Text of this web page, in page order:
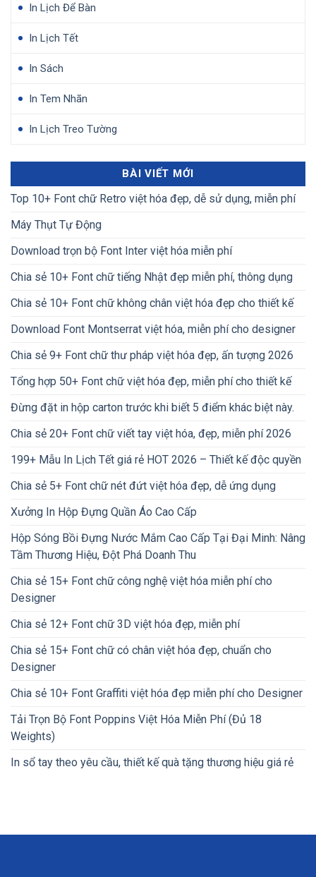
In Lịch Để Bàn
In Lịch Tết
In Sách
In Tem Nhãn
In Lịch Treo Tường
BÀI VIẾT MỚI
Top 10+ Font chữ Retro việt hóa đẹp, dễ sử dụng, miễn phí
Máy Thụt Tự Động
Download trọn bộ Font Inter việt hóa miễn phí
Chia sẻ 10+ Font chữ tiếng Nhật đẹp miễn phí, thông dụng
Chia sẻ 10+ Font chữ không chân việt hóa đẹp cho thiết kế
Download Font Montserrat việt hóa, miễn phí cho designer
Chia sẻ 9+ Font chữ thư pháp việt hóa đẹp, ấn tượng 2026
Tổng hợp 50+ Font chữ việt hóa đẹp, miễn phí cho thiết kế
Đừng đặt in hộp carton trước khi biết 5 điểm khác biệt này.
Chia sẻ 20+ Font chữ viết tay việt hóa, đẹp, miễn phí 2026
199+ Mẫu In Lịch Tết giá rẻ HOT 2026 – Thiết kế độc quyền
Chia sẻ 5+ Font chữ nét đứt việt hóa đẹp, dễ ứng dụng
Xưởng In Hộp Đựng Quần Áo Cao Cấp
Hộp Sóng Bồi Đựng Nước Mắm Cao Cấp Tại Đại Minh: Nâng
Tầm Thương Hiệu, Đột Phá Doanh Thu
Chia sẻ 15+ Font chữ công nghệ việt hóa miễn phí cho
Designer
Chia sẻ 12+ Font chữ 3D việt hóa đẹp, miễn phí
Chia sẻ 15+ Font chữ có chân việt hóa đẹp, chuẩn cho
Designer
Chia sẻ 10+ Font Graffiti việt hóa đẹp miễn phí cho Designer
Tải Trọn Bộ Font Poppins Việt Hóa Miễn Phí (Đủ 18
Weights)
In sổ tay theo yêu cầu, thiết kế quà tặng thương hiệu giá rẻ